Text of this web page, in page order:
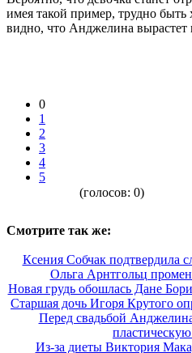
имея такой пример, трудно
видно, что Анджелина вырастет
0
1
2
3
4
5
(голосов: 0)
Смотрите так же:
Ксения Собчак подтвердила
Ольга Арнтгольц
Новая грудь обошлась Дане
Старшая дочь Игоря Крутого
Перед свадьбой
Из-за диеты Виктория